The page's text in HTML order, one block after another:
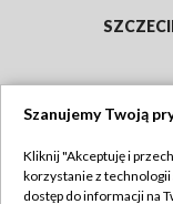
Szanujemy Twoją
Kliknij "Akceptuję i
korzystanie z
dostęp do informacji na